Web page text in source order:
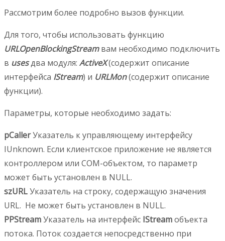
Рассмотрим более подробно вызов функции.
Для того, чтобы использовать функцию
URLOpenBlockingStreamвам необходимо подключить
в usesдва модуля: ActiveX(содержит описание
интерфейса IStream) и URLMon(содержит описание
функции).
Параметры, которые необходимо задать:
pCallerУказатель к управляющему интерфейсу
IUnknown. Если клиентское приложение не является
контроллером или COM-объектом, то параметр
может быть установлен в NULL.
szURLУказатель на строку, содержащую значения
URL. Не может быть установлен в NULL.
PPStreamУказатель на интерфейс IStreamобъекта
потока. Поток создается непосредственно при